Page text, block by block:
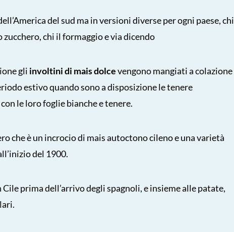
del sud ma in versioni diverse per ogni paese, chi
chi il formaggio e via dicendo
gli involtini di mais dolcevengono mangiati a colazione
estivo quando sono a disposizione le tenere
le loro foglie bianche e tenere.
che è un incrocio di mais autoctono cileno e una varietà
del 1900.
prima dell’arrivo degli spagnoli, e insieme alle patate,